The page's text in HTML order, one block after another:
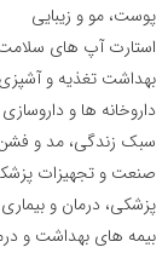
پوست، مو و زیبایی
استارت آپ های
بهداشت تغذیه و آشپزی
داروخانه ها و داروسازی
سبک زندگی، مد و
صنعت و تجهیزات
پزشکی، درمان و
بیمه های بهداشت و